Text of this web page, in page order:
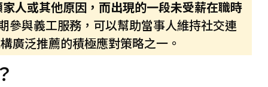
人或其他原因，而出現的一段未受薪在職時
參與義工服務，可以幫助當事人維持社交連
廣泛推薦的積極應對策略之一。